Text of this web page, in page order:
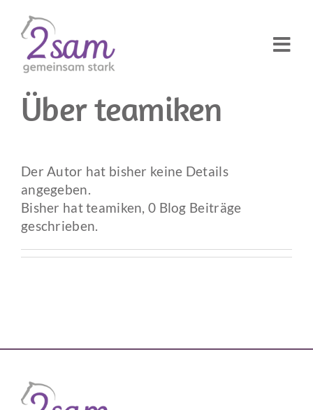
Inhalt
springen
Team
News
Kontakt
Überteamiken
Der Autor hat bisher keine Details
angegeben.
Bisher hat teamiken, 0 Blog Beiträge
geschrieben.